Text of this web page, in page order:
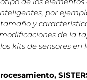
por
tamaño y
de la
kits de sensores en